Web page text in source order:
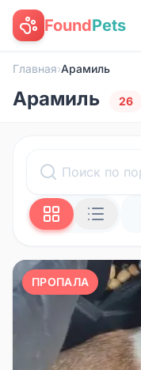
FoundPets
Главная›Арамиль
Арамиль 26
ПРОПАЛА